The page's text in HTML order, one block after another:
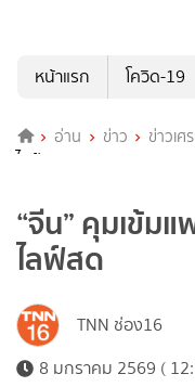
หน้าแรก
โควิด-19
อ่าน ข่าว ข่าวเศ
ไลฟ์สด
“จีน” คุมเข้ม
ไลฟ์สด
TNN ช่อง16
8 มกราคม 2569 (